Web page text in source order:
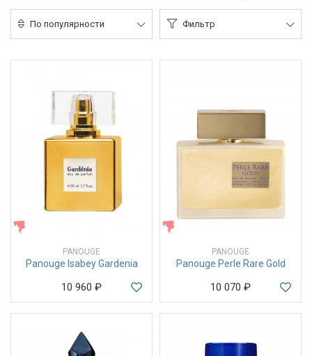
По популярности Фильтр
PANOUGE
Panouge Isabey Gardenia
10 960 ₽
PANOUGE
Panouge Perle Rare Gold
10 070 ₽